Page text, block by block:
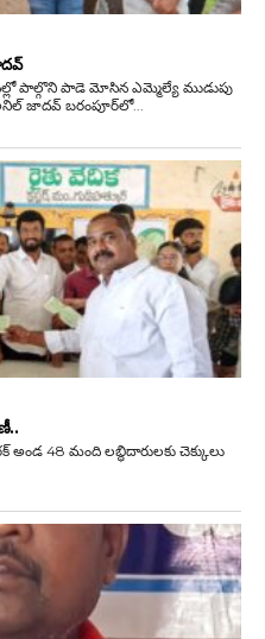
పాడె మోసిన ఎమ్మెల్యే ముడుపు
వెంకటమ్మ అంత్యక్రియల్లో పాల్గొన్న ఎమ్మెల్యే అనిల్ జాదవ్ బరంపూర్‌లో...
చెక్కులు